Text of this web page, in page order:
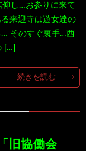
仰し…お参りに来て
来迎寺は遊女達の
… そのすぐ裏手…西
[…]
続きを読む
旧協働会